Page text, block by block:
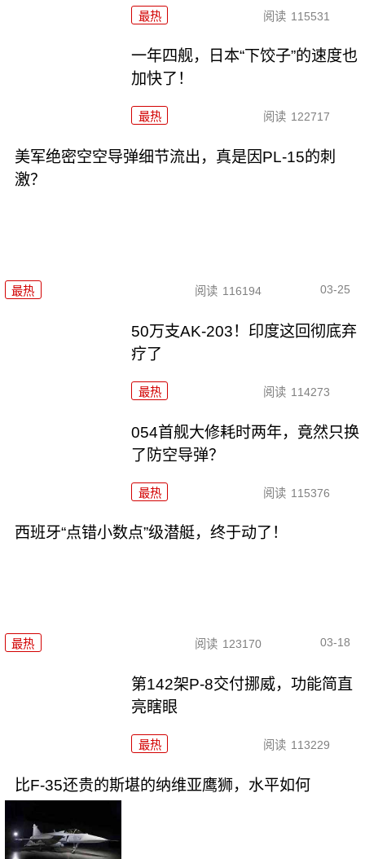
最热 阅读 115531
一年四舰，日本“下饺子”的速度也
加快了！
最热 阅读 122717
美军绝密空空导弹细节流出，真是因PL-15的刺
激？
最热 阅读 116194 03-25
50万支AK-203！印度这回彻底弃
疗了
最热 阅读 114273
054首舰大修耗时两年，竟然只换
了防空导弹？
最热 阅读 115376
西班牙“点错小数点”级潜艇，终于动了！
最热 阅读 123170 03-18
第142架P-8交付挪威，功能简直
亮瞎眼
最热 阅读 113229
比F-35还贵的斯堪的纳维亚鹰狮，水平如何